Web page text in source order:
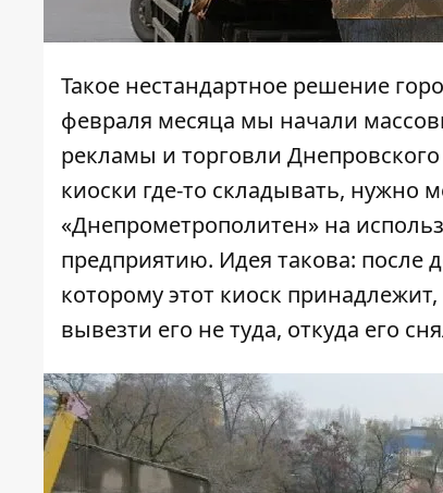
Такое нестандартное решение
февраля месяца мы начали
рекламы и торговли
киоски где-то складывать, нужно
«Днепрометрополитен» на
предприятию. Идея такова: после
которому этот киоск
вывезти его не туда, откуда его